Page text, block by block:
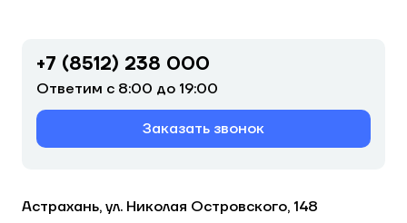
+7 (8512) 238 000
Ответим с 8:00 до 19:00
Заказать звонок
Астрахань, ул. Николая Островского, 148